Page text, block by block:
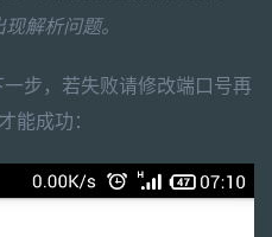
解析问题。
步，若失败请修改端口号再
能成功：